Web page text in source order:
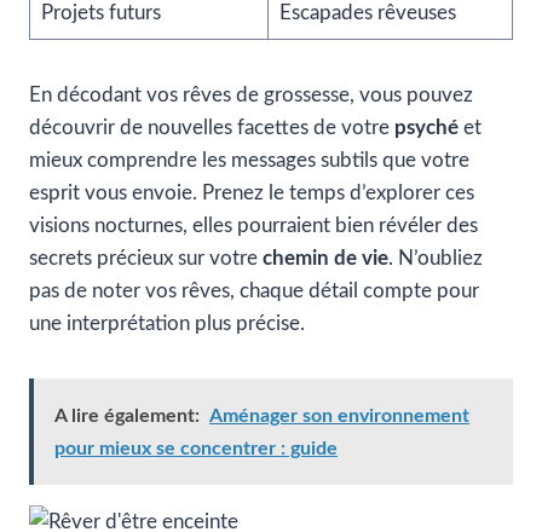
Projets futurs Escapades rêveuses
En décodant vos rêves de grossesse, vous pouvez
découvrir de nouvelles facettes de votre psyché et
mieux comprendre les messages subtils que votre
esprit vous envoie. Prenez le temps d’explorer ces
visions nocturnes, elles pourraient bien révéler des
secrets précieux sur votre chemin de vie. N’oubliez
pas de noter vos rêves, chaque détail compte pour
une interprétation plus précise.
A lire également: Aménager son environnement
pour mieux se concentrer : guide